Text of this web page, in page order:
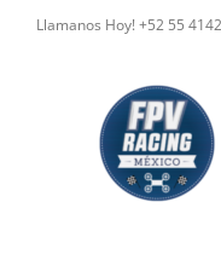
SkipLlamanos Hoy! +52 55